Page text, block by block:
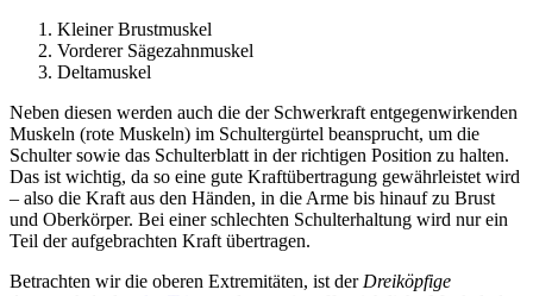
Kleiner Brustmuskel
Vorderer Sägezahnmuskel
Deltamuskel
Neben diesen werden auch die der Schwerkraft entgegenwirkenden
Muskeln (rote Muskeln) im Schultergürtel beansprucht, um die
Schulter sowie das Schulterblatt in der richtigen Position zu halten.
Das ist wichtig, da so eine gute Kraftübertragung gewährleistet wird
– also die Kraft aus den Händen, in die Arme bis hinauf zu Brust
und Oberkörper. Bei einer schlechten Schulterhaltung wird nur ein
Teil der aufgebrachten Kraft übertragen.
Betrachten wir die oberen Extremitäten, ist der Dreiköpfige